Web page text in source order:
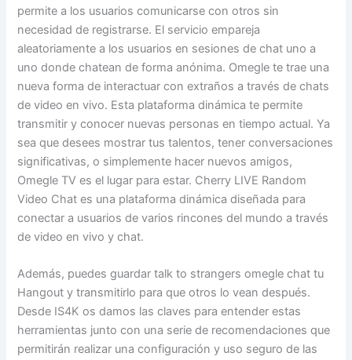
permite a los usuarios comunicarse con otros sin
necesidad de registrarse. El servicio empareja
aleatoriamente a los usuarios en sesiones de chat uno a
uno donde chatean de forma anónima. Omegle te trae una
nueva forma de interactuar con extraños a través de chats
de video en vivo. Esta plataforma dinámica te permite
transmitir y conocer nuevas personas en tiempo actual. Ya
sea que desees mostrar tus talentos, tener conversaciones
significativas, o simplemente hacer nuevos amigos,
Omegle TV es el lugar para estar. Cherry LIVE Random
Video Chat es una plataforma dinámica diseñada para
conectar a usuarios de varios rincones del mundo a través
de video en vivo y chat.
Además, puedes guardar talk to strangers omegle chat tu
Hangout y transmitirlo para que otros lo vean después.
Desde IS4K os damos las claves para entender estas
herramientas junto con una serie de recomendaciones que
permitirán realizar una configuración y uso seguro de las